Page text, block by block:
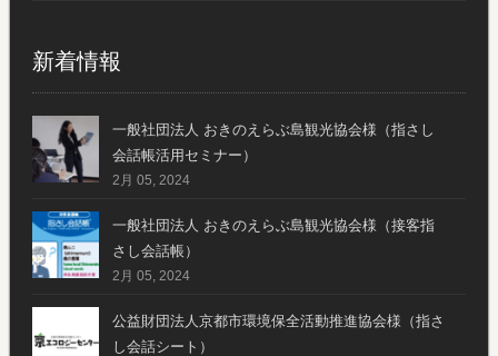
新着情報
一般社団法人 おきのえらぶ島観光協会様（指さし
会話帳活用セミナー）
2月 05, 2024
一般社団法人 おきのえらぶ島観光協会様（接客指
さし会話帳）
2月 05, 2024
公益財団法人京都市環境保全活動推進協会様（指さ
し会話シート）